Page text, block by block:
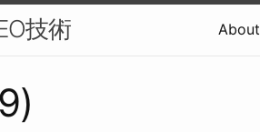
技術 About